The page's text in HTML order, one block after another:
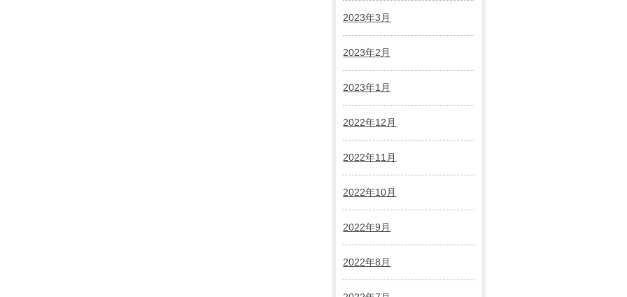
2023年3月
2023年2月
2023年1月
2022年12月
2022年11月
2022年10月
2022年9月
2022年8月